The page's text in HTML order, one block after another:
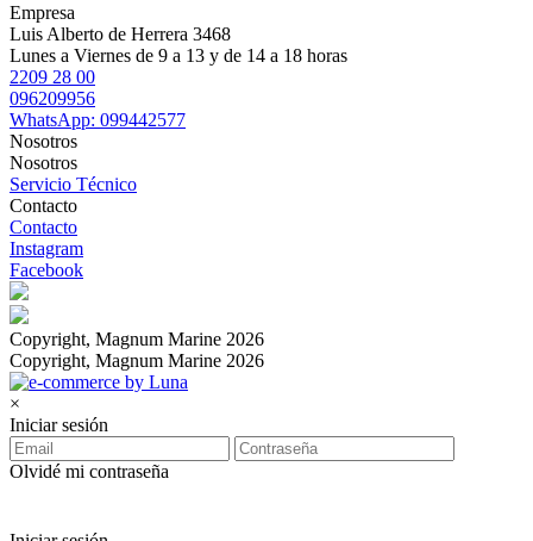
Empresa
Luis Alberto de Herrera 3468
Lunes a Viernes de 9 a 13 y de 14 a 18 horas
2209 28 00
096209956
WhatsApp: 099442577
Nosotros
Nosotros
Servicio Técnico
Contacto
Contacto
Instagram
Facebook
Copyright, Magnum Marine 2026
Copyright, Magnum Marine 2026
×
Iniciar sesión
Olvidé mi contraseña